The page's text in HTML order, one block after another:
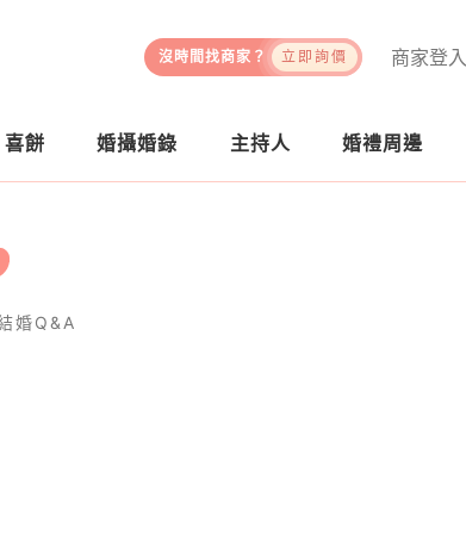
商家登入
沒時間找商家？ 立即詢價
喜餅 婚攝婚錄 主持人 婚禮周邊
婚Q&A